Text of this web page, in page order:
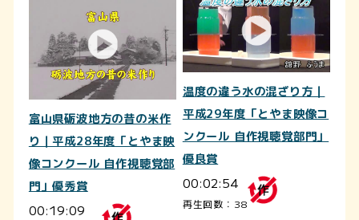
富山県砺波地方の昔の米作
り｜平成28年度「とやま映
像コンクール 自作視聴覚部
門」優秀賞
00:19:09
温度の違う水の混ざり方｜
平成29年度「とやま映像コ
ンクール 自作視聴覚部門」
優良賞
00:02:54
再生回数：38